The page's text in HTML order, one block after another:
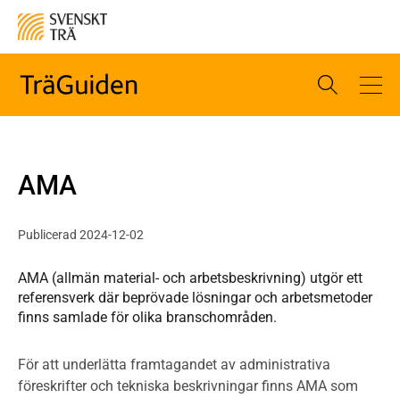
AMA
Publicerad 2024-12-02
AMA (allmän material- och arbetsbeskrivning) utgör ett
referensverk där beprövade lösningar och arbetsmetoder
finns samlade för olika branschområden.
För att underlätta framtagandet av administrativa
föreskrifter och tekniska beskrivningar finns AMA som